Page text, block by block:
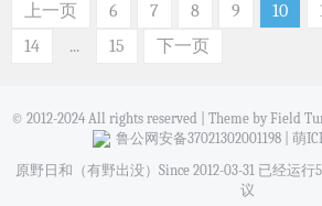
上一页 6 7 8 9 10
14
... 15 下一页
© 2012-2024 All rights reserved | Theme by Field
鲁公网安备37021302001198| 萌
原野日和（有野出没）Since 2012-03-31 已经运行
议